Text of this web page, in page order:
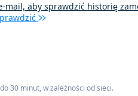
mail, aby sprawdzić historię
30 minut, w zależności od sieci.